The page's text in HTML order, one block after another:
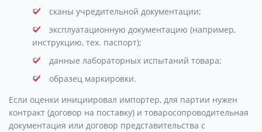
сканы учредительной документации;
эксплуатационную документацию (например,
инструкцию, тех. паспорт);
данные лабораторных испытаний товара;
образец маркировки.
Если оценки инициировал импортер, для партии нужен
контракт (договор на поставку) и товаросопроводительная
документация или договор представительства с